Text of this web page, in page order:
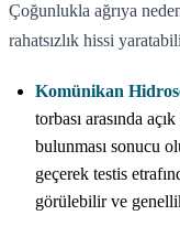
Çoğunlukla ağrıya
rahatsızlık hissi
Komünikan
torbası arasında
bulunması sonucu
geçerek testis
görülebilir ve